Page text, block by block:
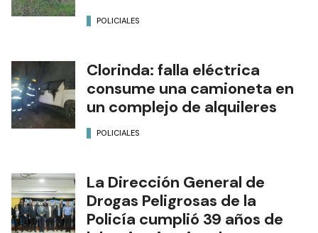
POLICIALES
Clorinda: falla eléctrica
consume una camioneta en
un complejo de alquileres
POLICIALES
La Dirección General de
Drogas Peligrosas de la
Policía cumplió 39 años de